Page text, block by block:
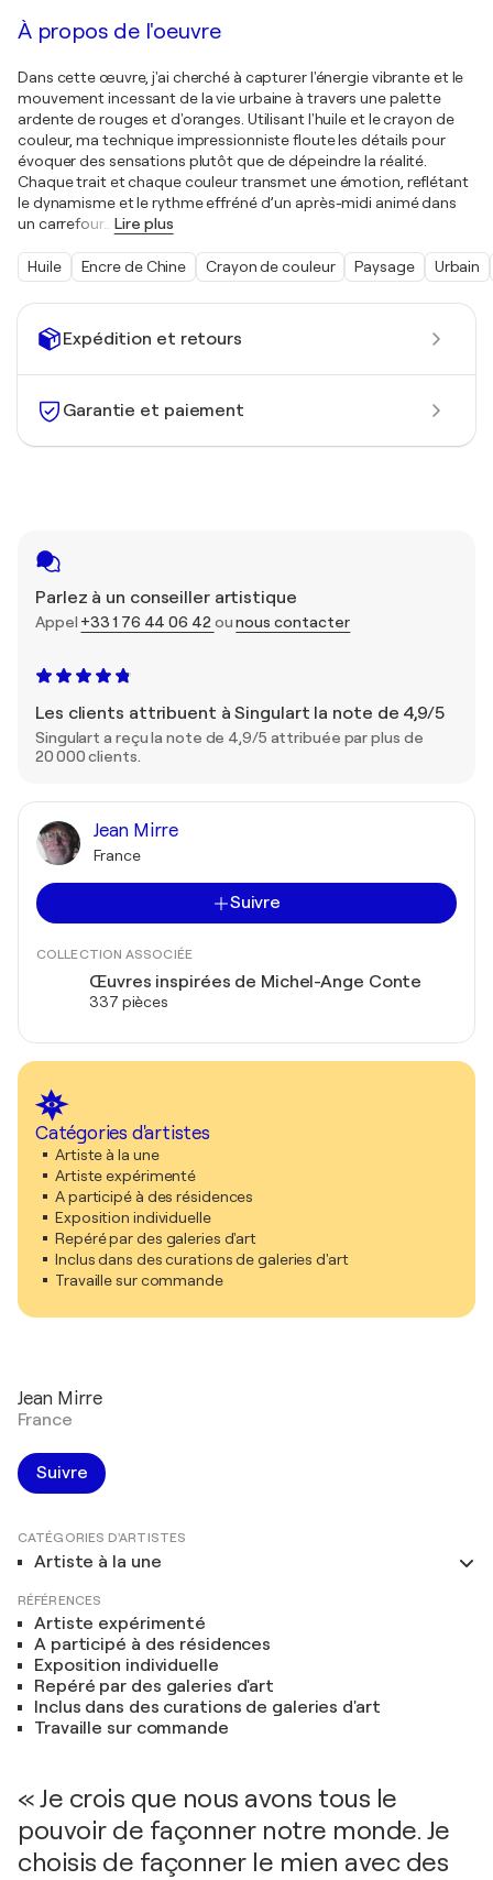
Expédition et retours
Garantie et paiement
Parlez à un conseiller artistique
Appel +33 1 76 44 06 42 ounous contacter
Les clients attribuent à Singulart la note de 4,9/5
Singulart a reçu la note de 4,9/5 attribuée par plus de
20 000 clients.
Jean Mirre
France
Suivre
COLLECTION ASSOCIÉE
Œuvres inspirées de Michel-Ange Conte
337 pièces
Catégories d'artistes
Artiste à la une
Artiste expérimenté
A participé à des résidences
Exposition individuelle
Repéré par des galeries d'art
Inclus dans des curations de galeries d'art
Travaille sur commande
À propos de l'oeuvre
Dans cette œuvre, j'ai cherché à capturer l'énergie vibrante et le
mouvement incessant de la vie urbaine à travers une palette
ardente de rouges et d'oranges. Utilisant l'huile et le crayon de
couleur, ma technique impressionniste floute les détails pour
évoquer des sensations plutôt que de dépeindre la réalité.
Chaque trait et chaque couleur transmet une émotion, reflétant
le dynamisme et le rythme effréné d’un après-midi animé dans
un carrefour… Lire plus
Huile Encre de Chine Crayon de couleur Paysage Urbain
Jean Mirre
France
Suivre
CATÉGORIES D'ARTISTES
Artiste à la une
RÉFÉRENCES
Artiste expérimenté
A participé à des résidences
Exposition individuelle
Repéré par des galeries d'art
Inclus dans des curations de galeries d'art
Travaille sur commande
« Je crois que nous avons tous le
pouvoir de façonner notre monde. Je
choisis de façonner le mien avec des